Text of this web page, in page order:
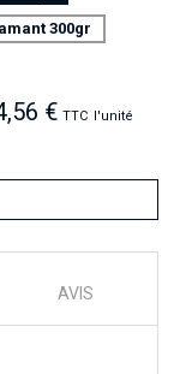
300gr
€ TTC l'unité
AVIS